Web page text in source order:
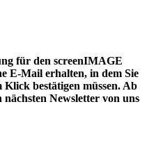
für den screenIMAGE
E-Mail erhalten, in dem Sie
bestätigen müssen. Ab
Newsletter von uns